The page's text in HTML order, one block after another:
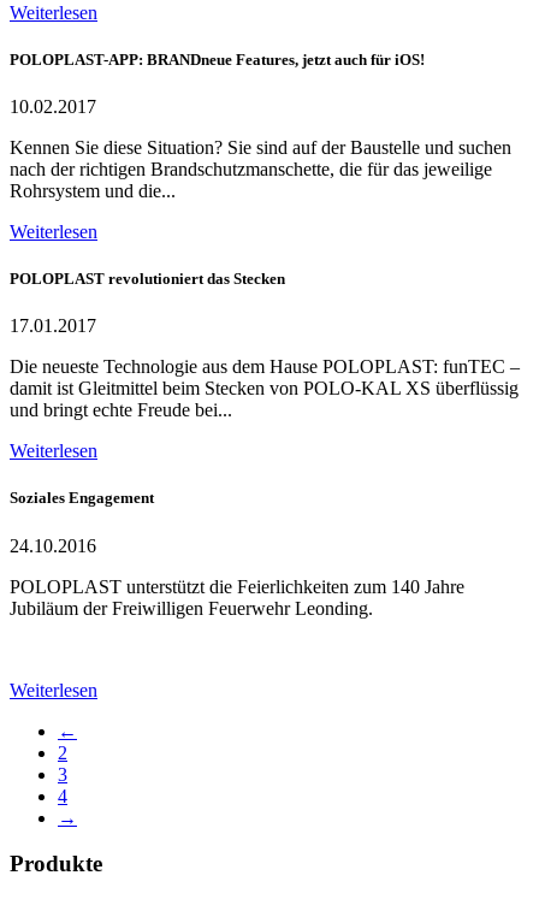
Weiterlesen
POLOPLAST-APP: BRANDneue Features, jetzt auch für iOS!
10.02.2017
Kennen Sie diese Situation? Sie sind auf der Baustelle und suchen
nach der richtigen Brandschutzmanschette, die für das jeweilige
Rohrsystem und die...
Weiterlesen
POLOPLAST revolutioniert das Stecken
17.01.2017
Die neueste Technologie aus dem Hause POLOPLAST: funTEC –
damit ist Gleitmittel beim Stecken von POLO-KAL XS überflüssig
und bringt echte Freude bei...
Weiterlesen
Soziales Engagement
24.10.2016
POLOPLAST unterstützt die Feierlichkeiten zum 140 Jahre
Jubiläum der Freiwilligen Feuerwehr Leonding.
Weiterlesen
←
2
3
4
→
Produkte